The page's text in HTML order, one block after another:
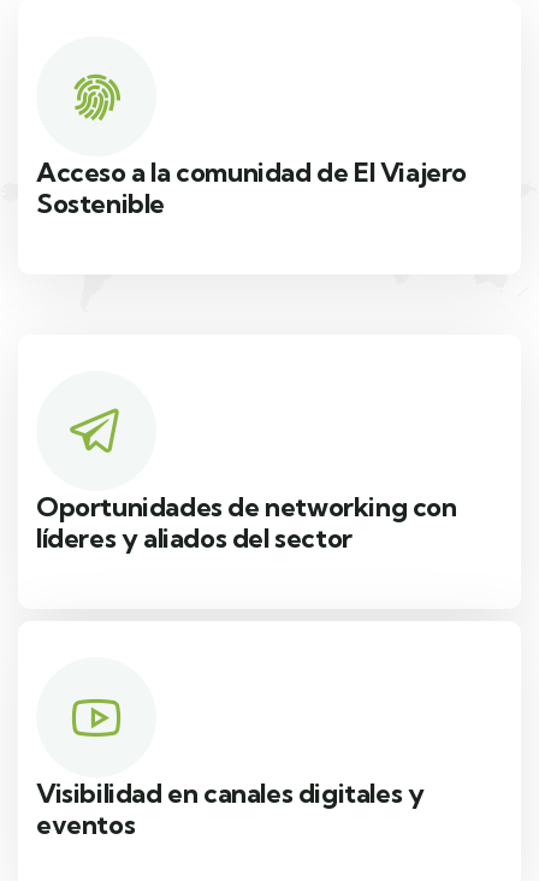
Acceso a la comunidad de El Viajero
Sostenible
Oportunidades de networking con
líderes y aliados del sector
Visibilidad en canales digitales y
eventos